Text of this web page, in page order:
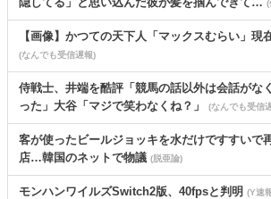
(
【画像】かつての天下人「マックスむらい」
(なんでも受信遅報)
侍戦士、井端を酷評「競馬の話以外は会話がな
った」大谷「マジで笑わなくね？」
(なんでも受信
客が使ったビールジョッキを水だけですすいで
店…韓国のネットで物議 (脱亜論)
モンハンワイルズSwitch2版、40fpsと判明 (Y速